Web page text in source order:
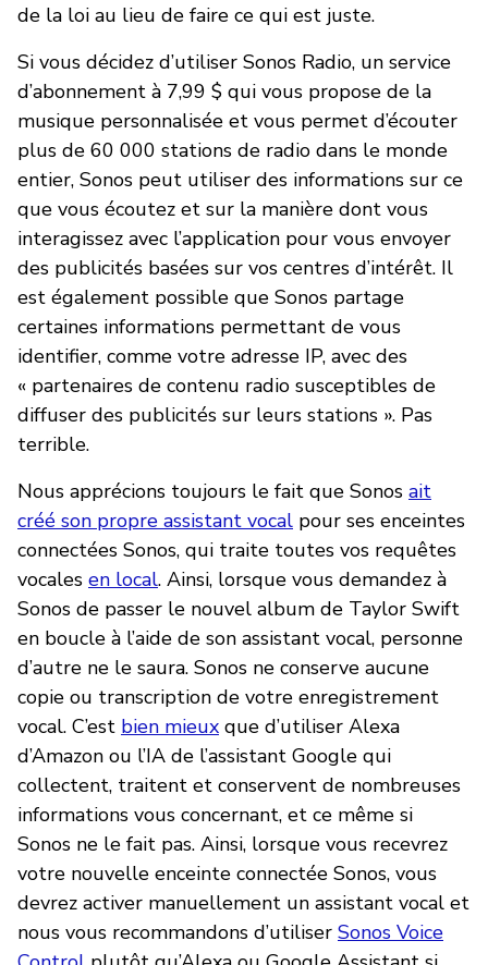
de la loi au lieu de faire ce qui est juste.
Si vous décidez d’utiliser Sonos Radio, un service
d’abonnement à 7,99 $ qui vous propose de la
musique personnalisée et vous permet d’écouter
plus de 60 000 stations de radio dans le monde
entier, Sonos peut utiliser des informations sur ce
que vous écoutez et sur la manière dont vous
interagissez avec l’application pour vous envoyer
des publicités basées sur vos centres d’intérêt. Il
est également possible que Sonos partage
certaines informations permettant de vous
identifier, comme votre adresse IP, avec des
« partenaires de contenu radio susceptibles de
diffuser des publicités sur leurs stations ». Pas
terrible.
Nous apprécions toujours le fait que Sonos ait
créé son propre assistant vocal pour ses enceintes
connectées Sonos, qui traite toutes vos requêtes
vocales en local. Ainsi, lorsque vous demandez à
Sonos de passer le nouvel album de Taylor Swift
en boucle à l’aide de son assistant vocal, personne
d’autre ne le saura. Sonos ne conserve aucune
copie ou transcription de votre enregistrement
vocal. C’est bien mieux que d’utiliser Alexa
d’Amazon ou l’IA de l’assistant Google qui
collectent, traitent et conservent de nombreuses
informations vous concernant, et ce même si
Sonos ne le fait pas. Ainsi, lorsque vous recevrez
votre nouvelle enceinte connectée Sonos, vous
devrez activer manuellement un assistant vocal et
nous vous recommandons d’utiliser Sonos Voice